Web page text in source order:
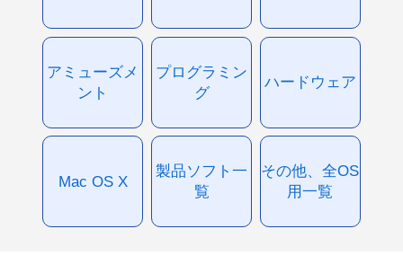
アミューズメ
ント
プログラミン
グ
ハードウェア
Mac OS X
製品ソフト一
覧
その他、全OS
用一覧